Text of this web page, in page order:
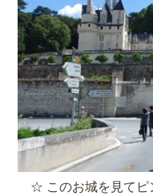
☆ このお城を見てピ